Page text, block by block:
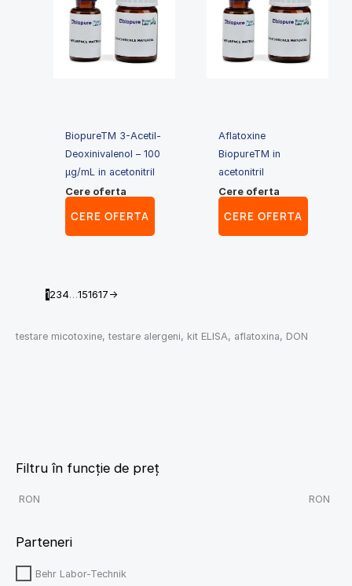
Filtru în funcție de preț
RON RON
Parteneri
Behr Labor-Technik
BiopureTM 3-Acetil-
Deoxinivalenol – 100
μg/mL in acetonitril
Cere oferta
CERE OFERTA
Aflatoxine
BiopureTM in
acetonitril
Cere oferta
CERE OFERTA
1234…151617 →
testare micotoxine, testare alergeni, kit ELISA, aflatoxina, DON